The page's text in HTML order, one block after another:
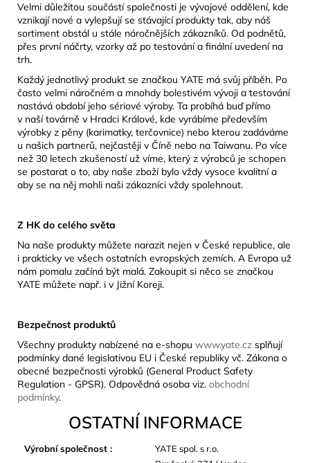
Velmi důležitou součástí společnosti je vývojové oddělení, kde
vznikají nové a vylepšují se stávající produkty tak, aby náš
sortiment obstál u stále náročnějších zákazníků. Od podnětů,
přes první náčrty, vzorky až po testování a finální uvedení na
trh.
Každý jednotlivý produkt se značkou YATE má svůj příběh. Po
často velmi náročném a mnohdy bolestivém vývoji a testování
nastává období jeho sériové výroby. Ta probíhá buď přímo
v naší továrně v Hradci Králové, kde vyrábíme především
výrobky z pěny (karimatky, terčovnice) nebo kterou zadáváme
u našich partnerů, nejčastěji v Číně nebo na Taiwanu. Po více
než 30 letech zkušeností už víme, který z výrobců je schopen
se postarat o to, aby naše zboží bylo vždy vysoce kvalitní a
aby se na něj mohli naši zákazníci vždy spolehnout.
Z HK do celého světa
Na naše produkty můžete narazit nejen v České republice, ale
i prakticky ve všech ostatních evropských zemích. A Evropa už
nám pomalu začíná být malá. Zakoupit si něco se značkou
YATE můžete např. i v Jižní Koreji.
Bezpečnost produktů
Všechny produkty nabízené na e-shopu www.yate.cz splňují
podmínky dané legislativou EU i České republiky vč. Zákona o
obecné bezpečnosti výrobků (General Product Safety
Regulation - GPSR). Odpovědná osoba viz. obchodní
podmínky.
OSTATNÍ INFORMACE
Výrobní společnost : YATE spol. s r.o.